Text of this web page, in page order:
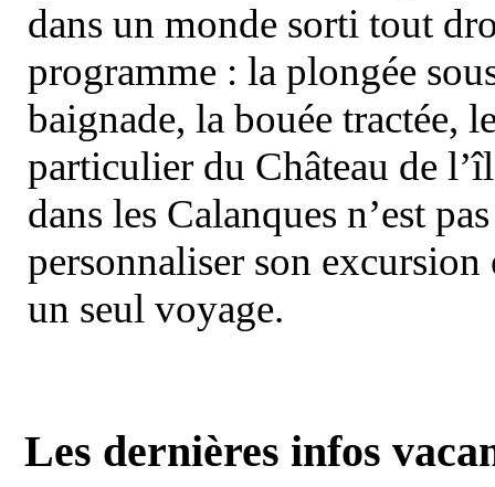
dans un monde sorti tout
programme : la plongée
baignade, la bouée tractée,
particulier du Château de
dans les Calanques n’est
personnaliser son
un seul voyage.
Les dernières infos